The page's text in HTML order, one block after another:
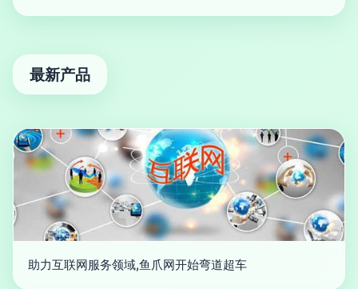
最新产品
助力互联网服务领域,鱼爪网开始弯道超车